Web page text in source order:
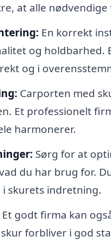
at alle
En korrekt
og holdbarhed.
og i
Carporten med
Et professionelt
harmonerer.
Sørg for at
du har brug for.
skurets indretning.
Et godt firma kan
forbliver i god